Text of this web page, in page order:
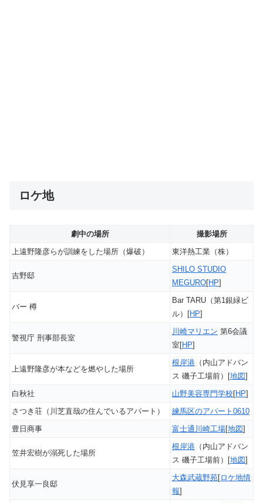
ロケ地
劇中の場所
撮影場所
上遠野隆彦らが訓練をした場所（爆破）
東洋熱工業（株）
吉野邸
SHILO STUDIO
MEGURO[HP]
バー 樽
Bar TARU（第1銀緑ビ
ル）[HP]
警視庁 刑事部長室
川崎マリエン 第6会議
室[HP]
上遠野隆彦が本などを燃やした場所
根岸港 （内山アドバン
ス 磯子工場前）[地図]
白秋社
山野美容専門学校 [HP]
さつき荘（川芝直哉の住んでいるアパート）
練馬区のアパート0610
豊日商事
富士通川崎工場[地図]
笠井宏樹が溺死した場所
根岸港 （内山アドバン
ス 磯子工場前）[地図]
伏見享一良邸
大森武蔵野苑[ロケ地情
報]